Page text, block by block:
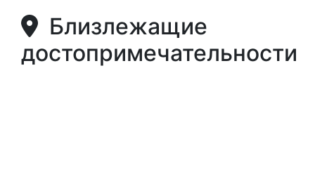
Близлежащие
достопримечательности